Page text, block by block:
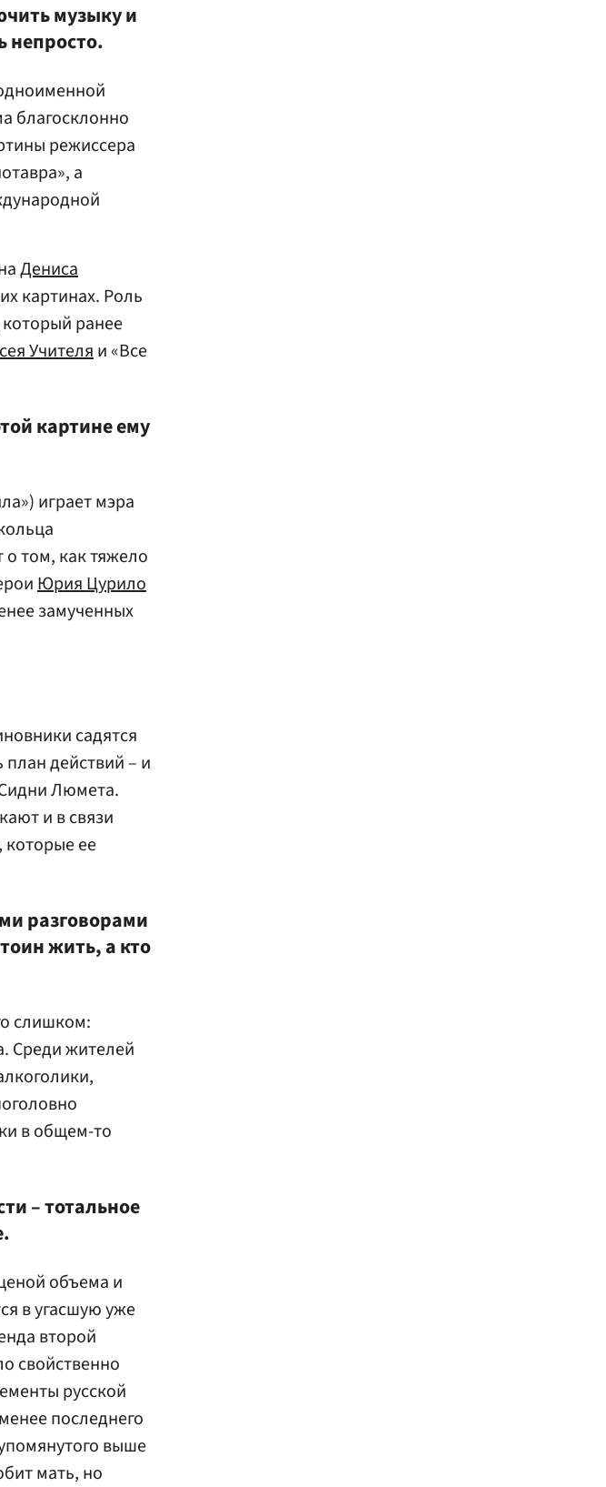
музыку и
непросто.
благосклонно
режиссера
а
Дениса
картинах. Роль
который ранее
Учителяи «Все
картине ему
играет мэра
том, как тяжело
Юрия Цурило
замученных
садятся
действий – и
Люмета.
и в связи
которые ее
разговорами
жить, а кто
слишком:
Среди жителей
в общем-то
– тотальное
объема и
в угасшую уже
второй
свойственно
русской
последнего
выше
мать, но